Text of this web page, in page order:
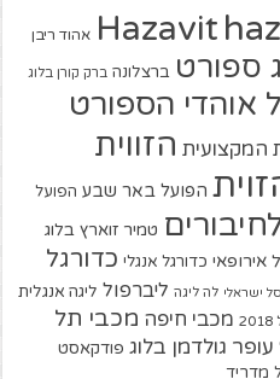
Hazavit אהוד ריבן
ספורט ברצלונה ברק קורן בלוג
אוהדי הספורט
המקצועית הזווית
הפועל באר שבע הפועל
טמיר זוארץ בלוג
אירופאי כדורגל אנגלי כדורגל
ישראלי לה ליגה ליברפול ליגה אנגלית
מכבי חיפה מכבי תל
עופר גולדמן בלוג פודקאסט
מדריד